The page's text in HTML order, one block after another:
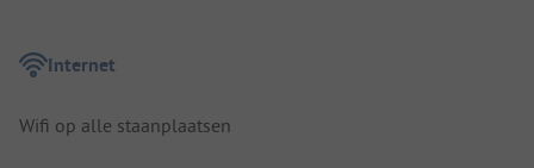
Internet
Wifi op alle staanplaatsen